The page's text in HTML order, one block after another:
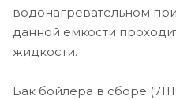
водонагревательном
данной емкости
жидкости.
Бак бойлера в сборе